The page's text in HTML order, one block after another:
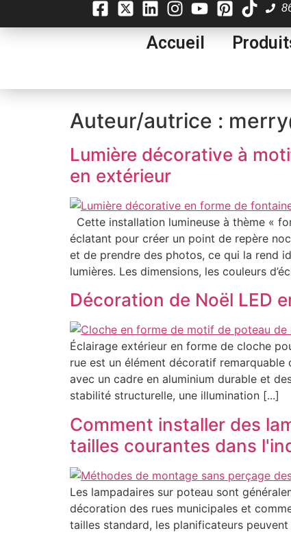
Accueil
Auteur/autrice :
Lumière décorative à
en extérieur
Cette installation lumineuse à thème «
éclatant pour créer un point de repère
et de prendre des photos, ce qui la rend
lumières. Les dimensions, les couleurs
Décoration de Noël LED
Éclairage extérieur en forme de cloche
rue est un élément décoratif
avec un cadre en aluminium durable et
stabilité structurelle, une illumination [...]
Comment installer des
tailles courantes dans
Les lampadaires sur poteau sont
décoration des rues municipales et
tailles standard, les planificateurs